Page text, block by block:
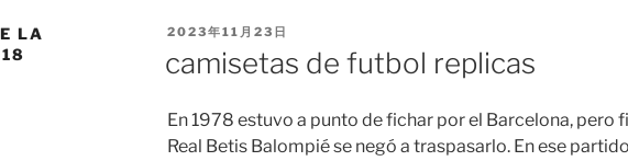
LA
PUBLICADO
2023年11月23日
camisetas de futbol replicas
En 1978 estuvo a punto de fichar por el Barcelona, pero
Real Betis Balompié se negó a traspasarlo. En ese